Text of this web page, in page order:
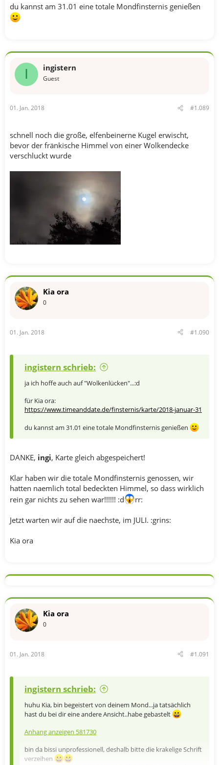
du kannst am 31.01 eine totale Mondfinsternis genießen
I ingistern
Guest
01. Jan. 2018 #1.089
schnell noch die große, elfenbeinerne Kugel erwischt,
bevor der fränkische Himmel von einer Wolkendecke
verschluckt wurde
Kia ora
0
01. Jan. 2018 #1.090
ingistern schrieb:
ja ich hoffe auch auf "Wolkenlücken"...:d
für Kia ora:
https://www.timeanddate.de/finsternis/karte/2018-januar-31
du kannst am 31.01 eine totale Mondfinsternis genießen
DANKE, ingi, Karte gleich abgespeichert!
Klar haben wir die totale Mondfinsternis genossen, wir
hatten naemlich total bedeckten Himmel, so dass wirklich
rein gar nichts zu sehen war!!!!!! :d
rr:
Jetzt warten wir auf die naechste, im JULI. :grins:
Kia ora
Kia ora
0
01. Jan. 2018 #1.091
ingistern schrieb:
huhu Kia, bin begeistert von deinem Mond...ja tatsächlich
hast du bei dir eine andere Ansicht..habe gebastelt
Anhang anzeigen 581730
bin da bissi unprofessionell, deshalb bitte die krakelige Schrift
verzeihen